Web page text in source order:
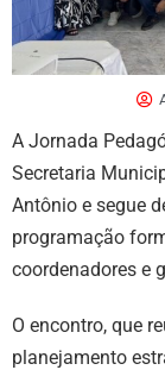
A Jornada
Secretaria
Antônio e segue
programação
coordenadores e
O encontro, que
planejamento